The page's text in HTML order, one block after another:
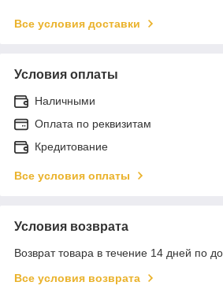
Все условия доставки
Условия оплаты
Наличными
Оплата по реквизитам
Кредитование
Все условия оплаты
Условия возврата
Возврат товара в течение 14 дней по
Все условия возврата